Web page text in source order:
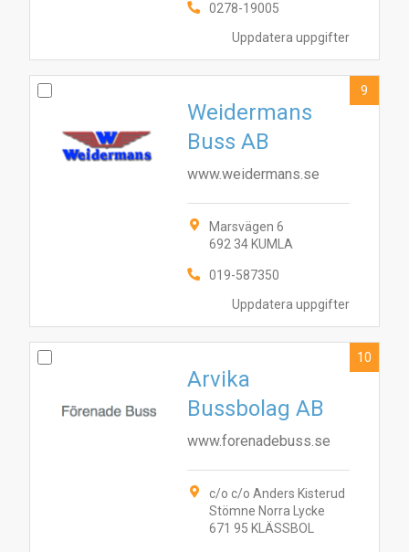
Uppdatera uppgifter
0278-19005
Uppdatera uppgifter
Weidermans
Buss AB
www.weidermans.se
Marsvägen 6
692 34 KUMLA
019-587350
9
Arvika
Bussbolag AB
www.forenadebuss.se
c/o c/o Anders Kisterud
Stömne Norra Lycke
671 95 KLÄSSBOL
10